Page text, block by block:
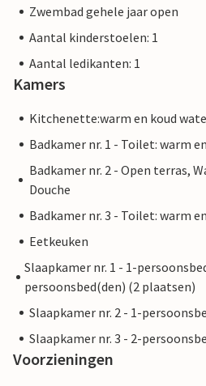
Zwembad gehele jaar open
Aantal kinderstoelen: 1
Aantal ledikanten: 1
Kamers
Kitchenette:warm en koud
Badkamer nr. 1 - Toilet: warm
Badkamer nr. 2 - Open terras,
Douche
Badkamer nr. 3 - Toilet: warm
Eetkeuken
Slaapkamer nr. 1 - 1-
persoonsbed(den) (2 plaatsen)
Slaapkamer nr. 2 - 1-
Slaapkamer nr. 3 - 2-
Voorzieningen